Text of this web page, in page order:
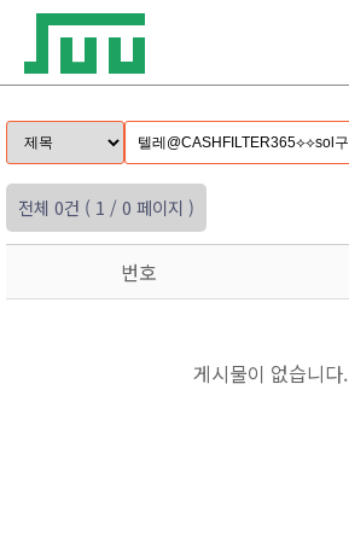
전체 0건 ( 1 / 0 페이지 )
번호
게시물이 없습니다.